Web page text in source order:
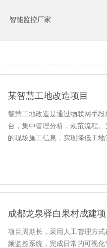
智能监控厂家
某智慧工地改造项目
智慧工地改造是通过物联网手
台，集中管理分析，规范流程
的现场施工信息，实现降低工
成都龙泉驿白果村成建
项目周期长，采用人工管理方
频监控系统，完成日常的可视